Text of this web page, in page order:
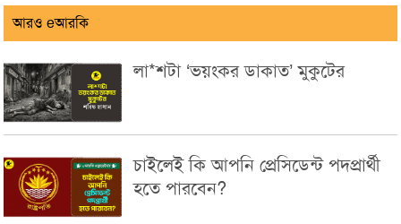
আরও eআরকি
লা*শটা ‘ভয়ংকর ডাকাত’ মুকুটের
চাইলেই কি আপনি প্রেসিডেন্ট পদপ্রার্থী
হতে পারবেন?